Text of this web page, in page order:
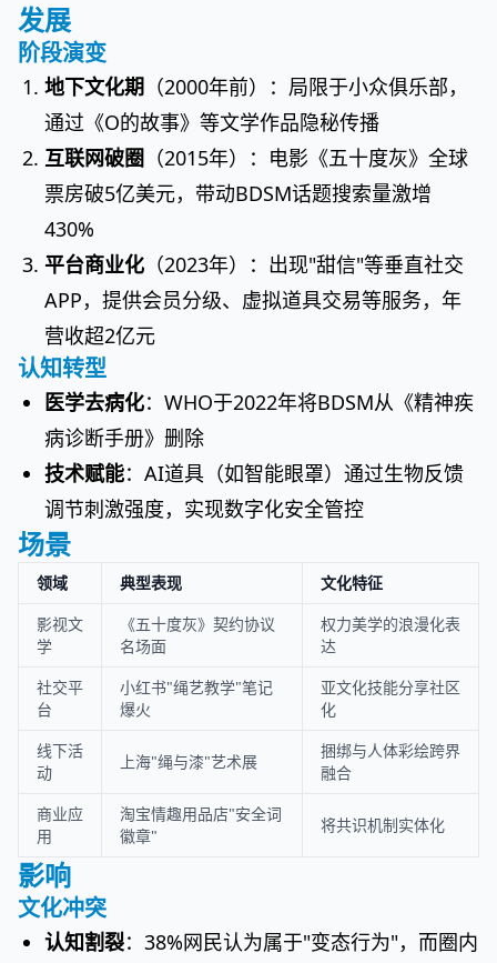
发展
阶段演变
地下文化期 （2000年前）：局限于小众俱乐部，
通过《O的故事》等文学作品隐秘传播
互联网破圈 （2015年）：电影《五十度灰》全球
票房破5亿美元，带动BDSM话题搜索量激增
430%
平台商业化 （2023年）：出现"甜信"等垂直社交
APP，提供会员分级、虚拟道具交易等服务，年
营收超2亿元
认知转型
医学去病化：WHO于2022年将BDSM从《精神疾
病诊断手册》删除
技术赋能：AI道具（如智能眼罩）通过生物反馈
调节刺激强度，实现数字化安全管控
场景
领域 典型表现
文化特征
影视文
学
《五十度灰》契约协议
名场面
权力美学的浪漫化表
达
社交平
台
小红书"绳艺教学"笔记
爆火
亚文化技能分享社区
化
线下活
动
上海"绳与漆"艺术展
捆绑与人体彩绘跨界
融合
商业应
用
淘宝情趣用品店"安全词
徽章"
将共识机制实体化
影响
文化冲突
认知割裂：38%网民认为属于"变态行为"，而圈内